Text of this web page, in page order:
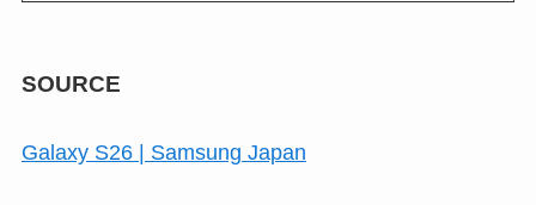
SOURCE
Galaxy S26 | Samsung Japan